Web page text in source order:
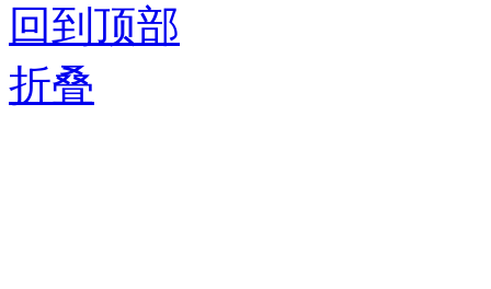
回到顶部
折叠